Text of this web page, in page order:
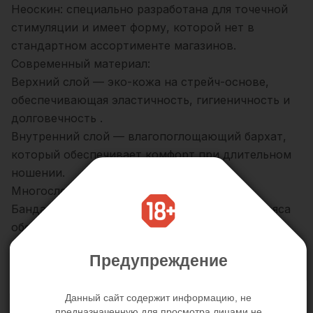
Неоскин: специально разработана для точечной
стимуляции и имеет форму, которой нет в
стандартном ассортименте магазинов.
Современный материал:
Верхний слой — эко-кожа на стрейч-основе,
обеспечивающая эластичность, гигиеничность и
долговечность .
Внутренний слой — влагопоглощающий бархат,
который обеспечивает комфорт при длительном
ношении.
Многослойная конструкция:
Бандажная система и полужёсткая основа пояса
обеспечивают равномерное распределение
нагрузки и надёжную фиксацию.
Боковые фастексы:
быстро снять и снова надеть пояс, сохранив его
Предупреждение
Данный сайт содержит информацию, не